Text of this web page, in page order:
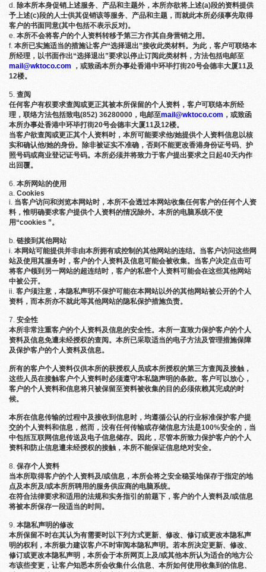
除本所本身促销上述服务、产品和主题外，本所亦欲将上述(a)段的资料提供
予上述(c)段的人士供其促销该等服务、产品和主题，而就此本所必须事先取得
客户的书面同意(其中包括不表示反对)。
本所不会将客户的个人资料转移予第三方作其自身营销之用。
本所已实施适当的措施让客户“选择退出”接收此类材料。为此，客户可联络本
所经理，以书面作出“选择退出”要求以停止订阅此类材料，方法包括电邮至
mail@wktoco.com
，或致函本所办事处香港中环毕打街20号会德丰大厦11及
12楼。
查阅
任何客户有权要求查阅或更正其被本所保留的个人资料，客户可联络本所经
理，联络方法包括致电(852) 36280000，电邮至mail@wktoco.com ，或致函
本所办事处香港中环毕打街20号会德丰大厦11及12楼。
当客户欲查阅或更正其个人资料时，本所可能要求他/她提供个人资料信息以核
实和确认他/她的身份。除非被证实不准确，否则不能更改香港身份证号码、护
照号码或商业登记证号码。本所必须并将致力于客户提出要求之日起40天内作
出回覆。
本所网站的使用
Cookies
当客户访问和浏览本网站时，本所不会透过本网站收集任何客户的任何个人资
料，惟明确要求客户提供个人资料的情况除外。本所的电脑系统不使
用“cookies ”。
链接到其他网站
本网站可能提供并非由本所拥有或控制的其他网站的连结。当客户访问这些网
站及使用其服务时，客户的个人资料及信息可能会被收集。当客户决定点击可
将客户领到另一网站的超连结时，客户的私密个人资料可能会在这些其他网站
中被公开。
客户须注意，本隐私声明不保护可能在本网站以外的其他网站被公开的个人
资料，而本所亦不就此等其他网站的隐私保护措施负责。
安全性
本所非常注重客户的个人资料及信息的安全性。本所一直致力保护客户的个人
资料及信息免遭未经授权的查阅。本所已采取适当的电子方法及管理措施保障
及保护客户的个人资料及信息。
所有的客户个人资料仅供本所的获授权人员或本所授权的第三方查阅及接触，
这些人员在接触客户个人资料时必须遵守本私隐声明的条款。客户可以放心，
客户的个人资料和信息将只被保留至资料被收集的目的必须依赖其完成的时
候。
本所在信息传输的过程中及接收到信息时，均遵循公认的行业标准保护客户提
交的个人资料和信息，然而，没有任何传输或存储信息方法是100%安全的，当
中包括互联网信息传送及电子信息储存。因此，尽管本所致力保护客户的个人
资料和防止信息遭未经授权的接触，本所不能保证信息绝对安全。
保存个人资料
当本所取得客户的个人资料及/或信息，本所会将之安全稳妥地保存于指定的地
点及本所及/或本所所聘用的服务供应商的电脑系统。
在符合法律要求和适用的法规和实务指引的前题下，客户的个人资料及/或信息
将被本所保存一段适当的时间。
本隐私声明的修改
本所保留不时在其认为有需要时以下列方式更新、修改、修订或更改本隐私声
明的权利，本所极力建议客户不时审阅本隐私声明。若本所决定更新、修改、
修订或更改本隐私声明，本所会于本所网页上及/或其他本所认为适合的地方公
布该些变更，让客户知悉本所会收集什么信息、本所如何使用收集到的信息、